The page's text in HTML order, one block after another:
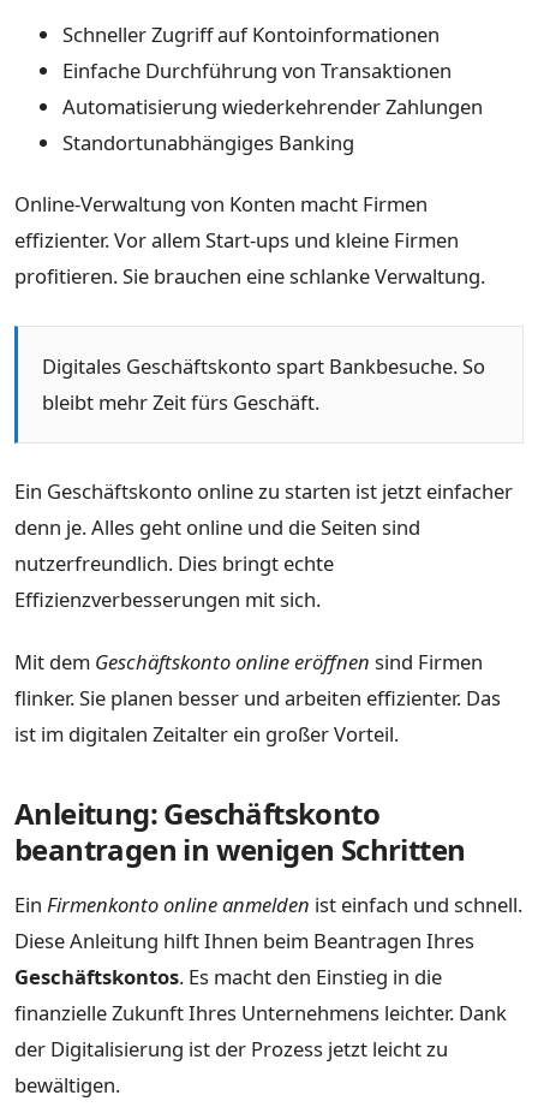
Schneller Zugriff auf Kontoinformationen
Einfache Durchführung von Transaktionen
Automatisierung wiederkehrender Zahlungen
Standortunabhängiges Banking
Online-Verwaltung von Konten macht Firmen
effizienter. Vor allem Start-ups und kleine Firmen
profitieren. Sie brauchen eine schlanke Verwaltung.
Digitales Geschäftskonto spart Bankbesuche. So
bleibt mehr Zeit fürs Geschäft.
Ein Geschäftskonto online zu starten ist jetzt einfacher
denn je. Alles geht online und die Seiten sind
nutzerfreundlich. Dies bringt echte
Effizienzverbesserungen mit sich.
Mit dem Geschäftskonto online eröffnen sind Firmen
flinker. Sie planen besser und arbeiten effizienter. Das
ist im digitalen Zeitalter ein großer Vorteil.
Anleitung: Geschäftskonto
beantragen in wenigen Schritten
Ein Firmenkonto online anmelden ist einfach und schnell.
Diese Anleitung hilft Ihnen beim Beantragen Ihres
Geschäftskontos. Es macht den Einstieg in die
finanzielle Zukunft Ihres Unternehmens leichter. Dank
der Digitalisierung ist der Prozess jetzt leicht zu
bewältigen.